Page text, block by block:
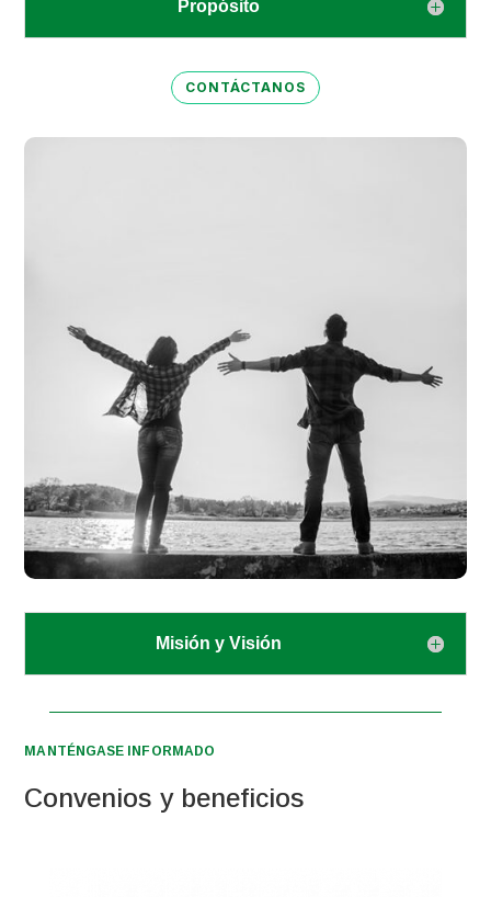
Propósito
CONTÁCTANOS
Misión y Visión
MANTÉNGASE INFORMADO
Convenios y beneficios